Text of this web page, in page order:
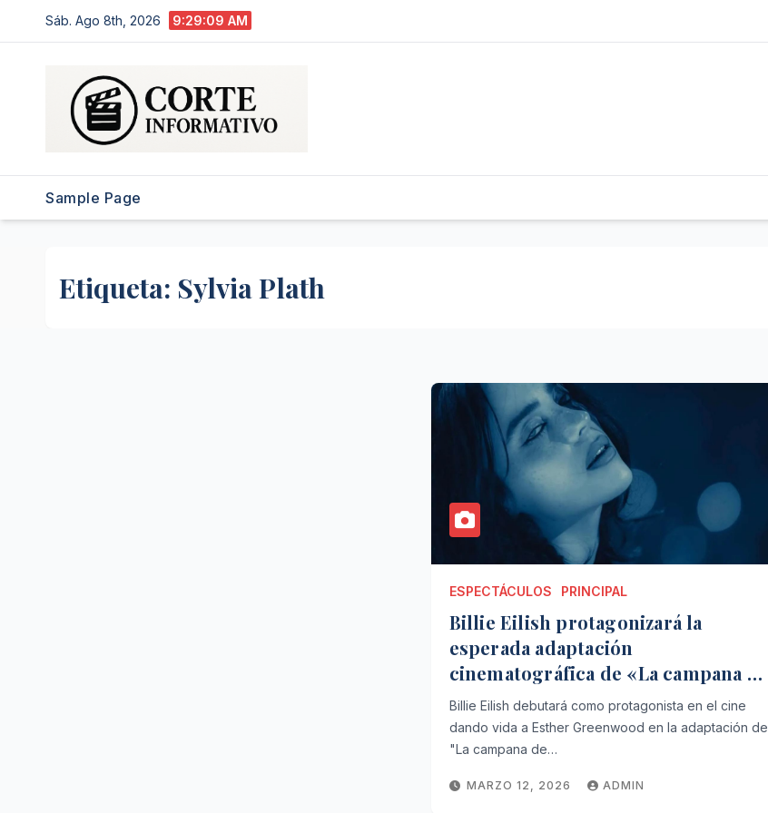
al
Sáb. Ago 8th, 2026 9:29:10 AM
Sample Page
Etiqueta: Sylvia Plath
ESPECTÁCULOS PRINCIPAL
Billie Eilish protagonizará la
esperada adaptación
cinematográfica de «La campana de
cristal»
Billie Eilish debutará como protagonista en el cine
dando vida a Esther Greenwood en la adaptación de
"La campana de…
MARZO 12, 2026 ADMIN